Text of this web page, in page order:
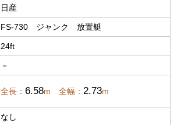
日産
FS-730 ジャンク 放置艇
24ft
－
全長： 6.58m 全幅： 2.73m
なし